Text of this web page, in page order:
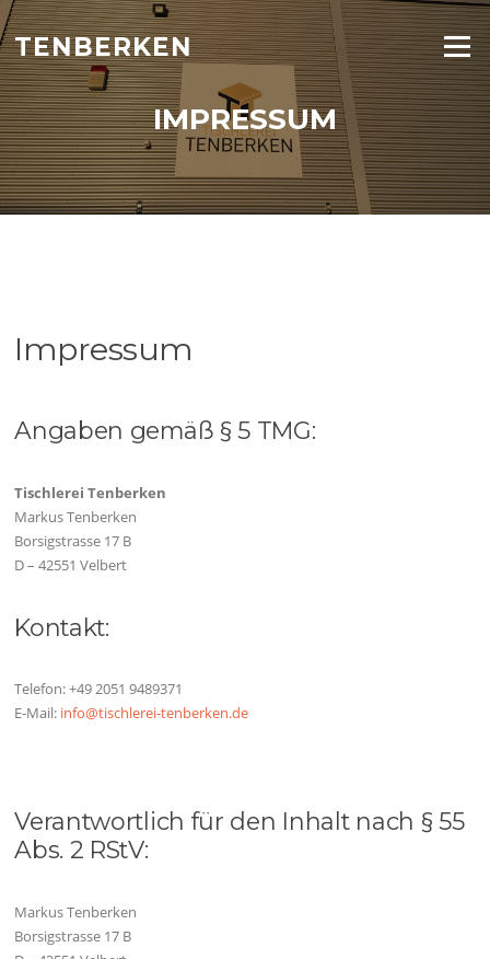
Zum
Inhalt
springen
TENBERKEN Menü
IMPRESSUM
Impressum
Angaben gemäß § 5 TMG:
Tischlerei Tenberken
Markus Tenberken
Borsigstrasse 17 B
D – 42551 Velbert
Kontakt:
Telefon: +49 2051 9489371
E-Mail: info@tischlerei-tenberken.de
Verantwortlich für den Inhalt nach § 55
Abs. 2 RStV:
Markus Tenberken
Borsigstrasse 17 B